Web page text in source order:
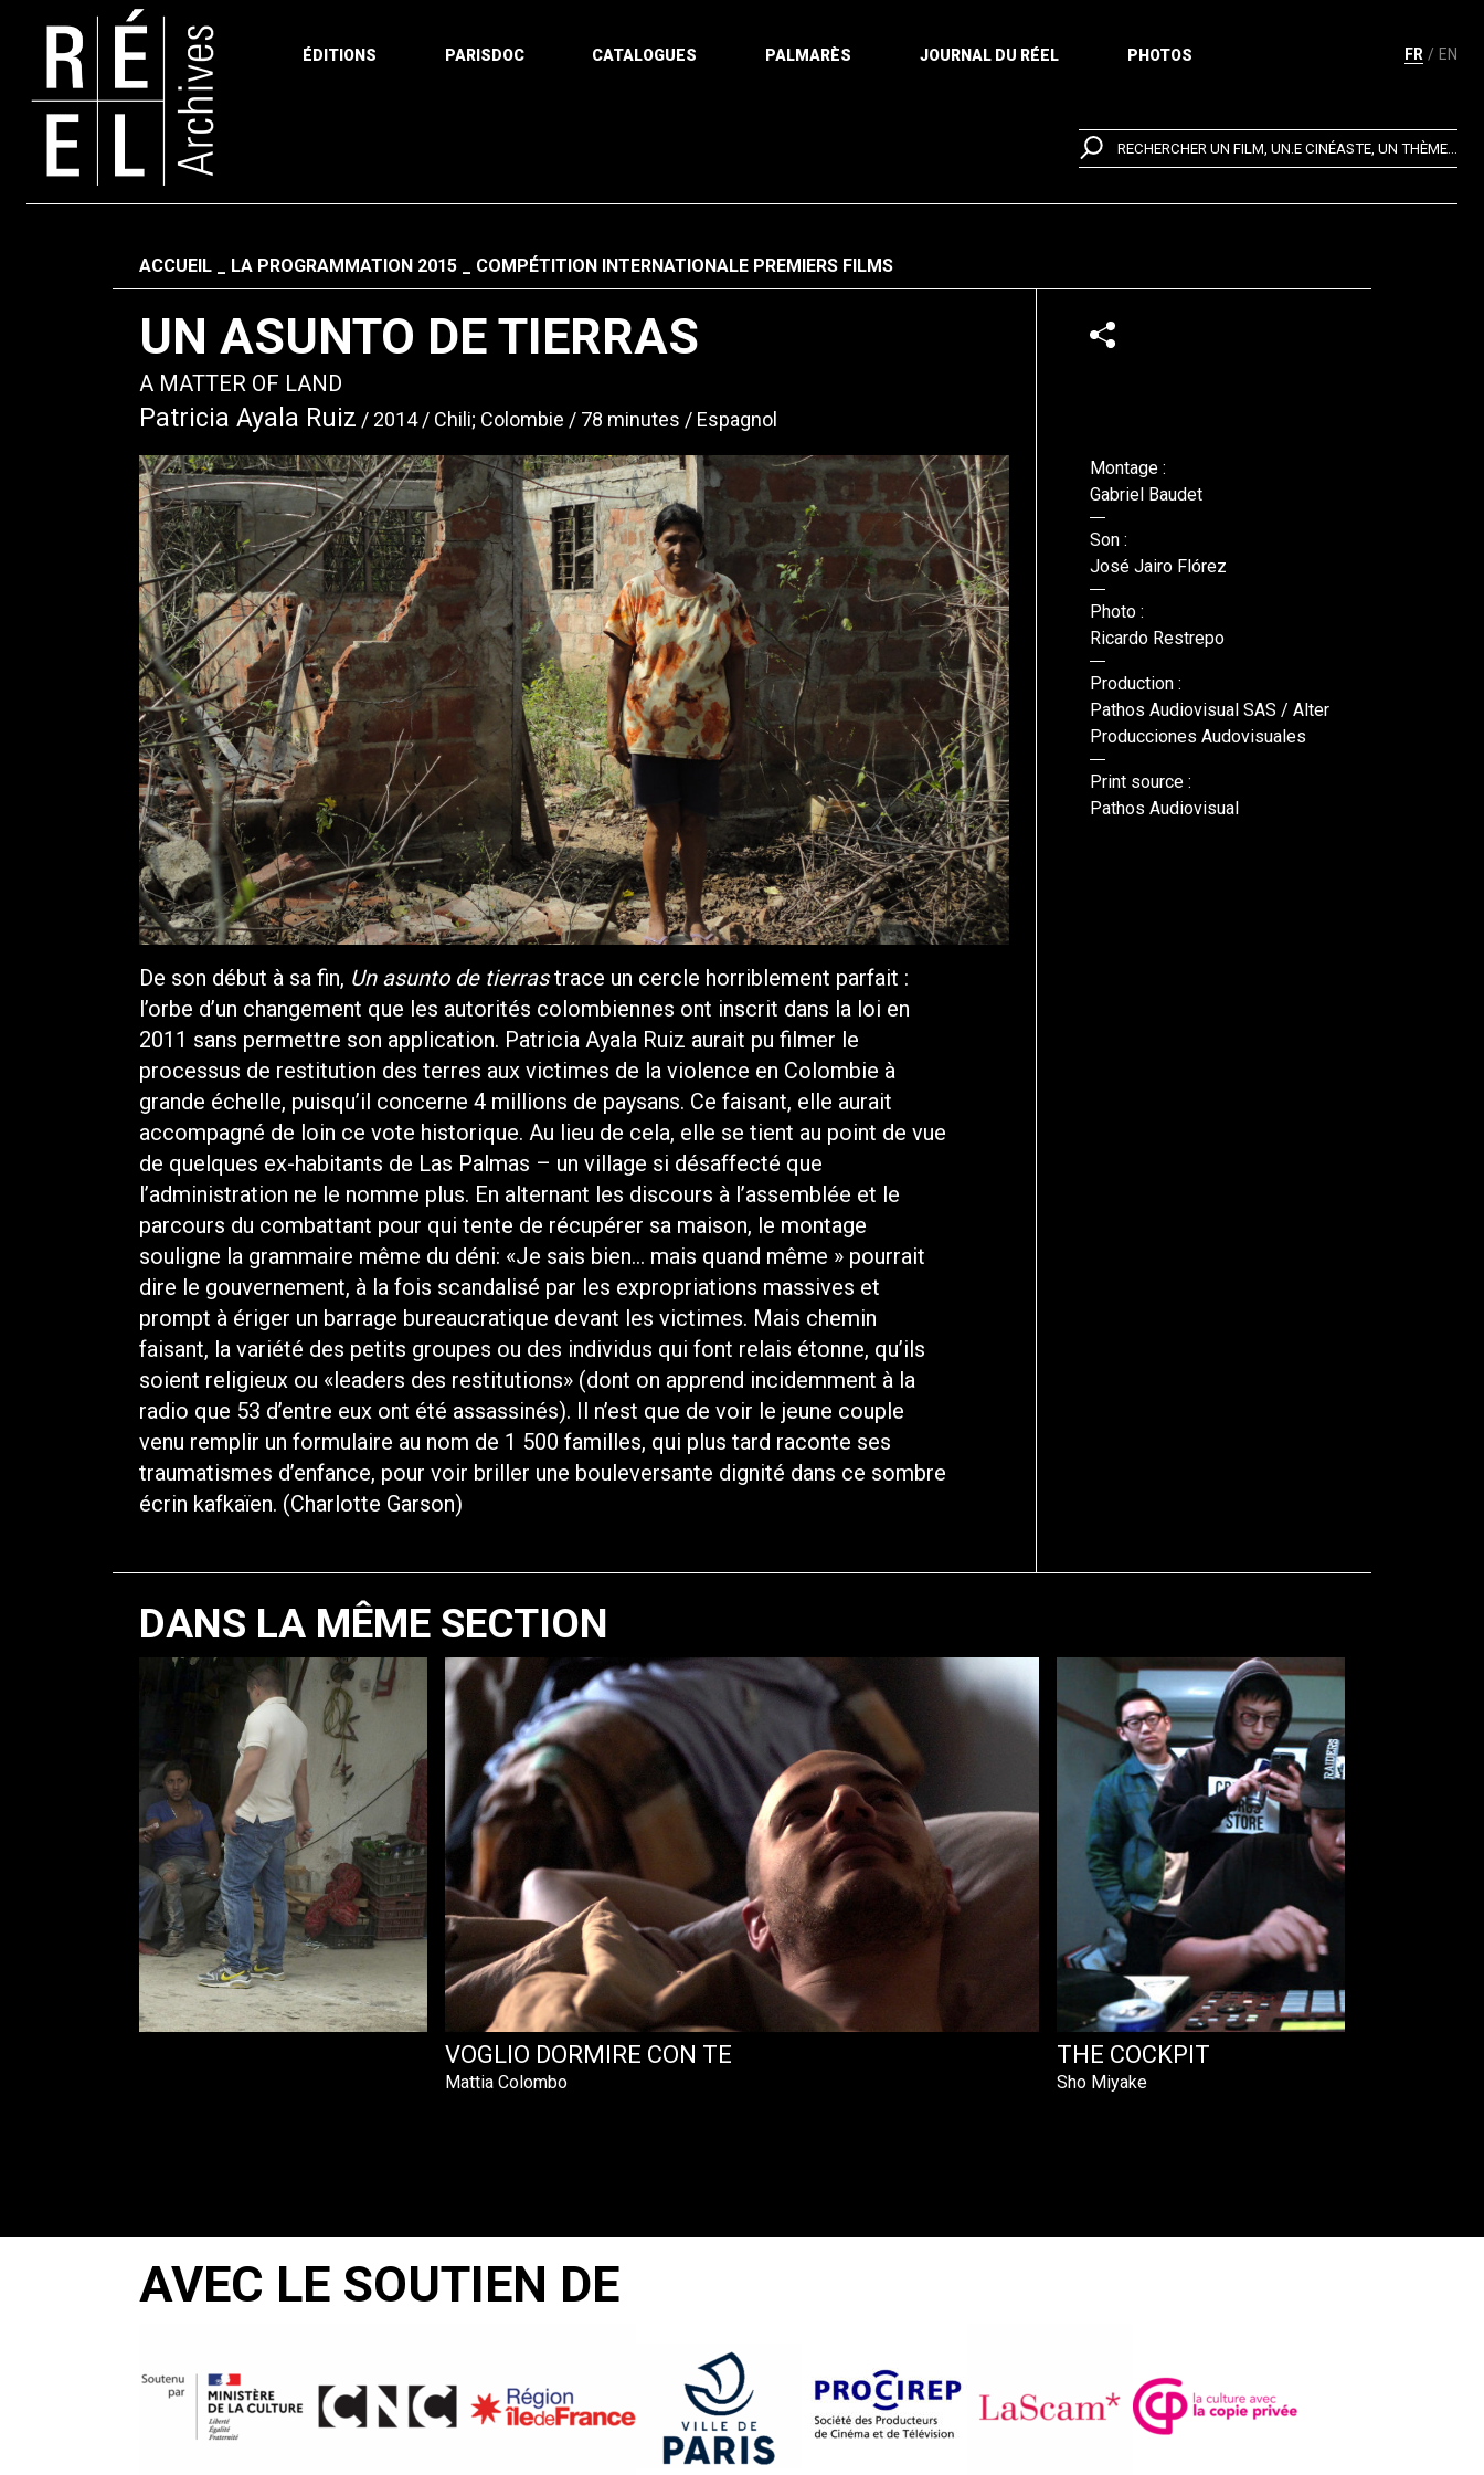
FR EN
ÉDITIONS PARISDOC CATALOGUES PALMARÈS JOURNAL DU RÉEL PHOTOS
RECHERCHER UN FILM, UN.E CINÉASTE, UN THÈME...
Fil d'ariane
ACCUEIL LA PROGRAMMATION 2015 COMPÉTITION INTERNATIONALE PREMIERS FILMS
UN ASUNTO DE TIERRAS
A MATTER OF LAND
Patricia Ayala Ruiz 2014 Chili; Colombie 78 minutes Espagnol
De son début à sa fin, Un asunto de tierrastrace un cercle horriblement parfait :
l’orbe d’un changement que les autorités colombiennes ont inscrit dans la loi en
2011 sans permettre son application. Patricia Ayala Ruiz aurait pu filmer le
processus de restitution des terres aux victimes de la violence en Colombie à
grande échelle, puisqu’il concerne 4 millions de paysans. Ce faisant, elle aurait
accompagné de loin ce vote historique. Au lieu de cela, elle se tient au point de vue
de quelques ex-habitants de Las Palmas – un village si désaffecté que
l’administration ne le nomme plus. En alternant les discours à l’assemblée et le
parcours du combattant pour qui tente de récupérer sa maison, le montage
souligne la grammaire même du déni: «Je sais bien… mais quand même » pourrait
dire le gouvernement, à la fois scandalisé par les expropriations massives et
prompt à ériger un barrage bureaucratique devant les victimes. Mais chemin
faisant, la variété des petits groupes ou des individus qui font relais étonne, qu’ils
soient religieux ou «leaders des restitutions» (dont on apprend incidemment à la
radio que 53 d’entre eux ont été assassinés). Il n’est que de voir le jeune couple
venu remplir un formulaire au nom de 1 500 familles, qui plus tard raconte ses
traumatismes d’enfance, pour voir briller une bouleversante dignité dans ce sombre
écrin kafkaïen. (Charlotte Garson)
Montage :
Gabriel Baudet
Son :
José Jairo Flórez
Photo :
Ricardo Restrepo
Production :
Pathos Audiovisual SAS / Alter
Producciones Audovisuales
Print source :
Pathos Audiovisual
DANS LA MÊME SECTION
VOGLIO DORMIRE CON TE
Mattia Colombo
THE COCKPIT
Sho Miyake
AVEC LE SOUTIEN DE